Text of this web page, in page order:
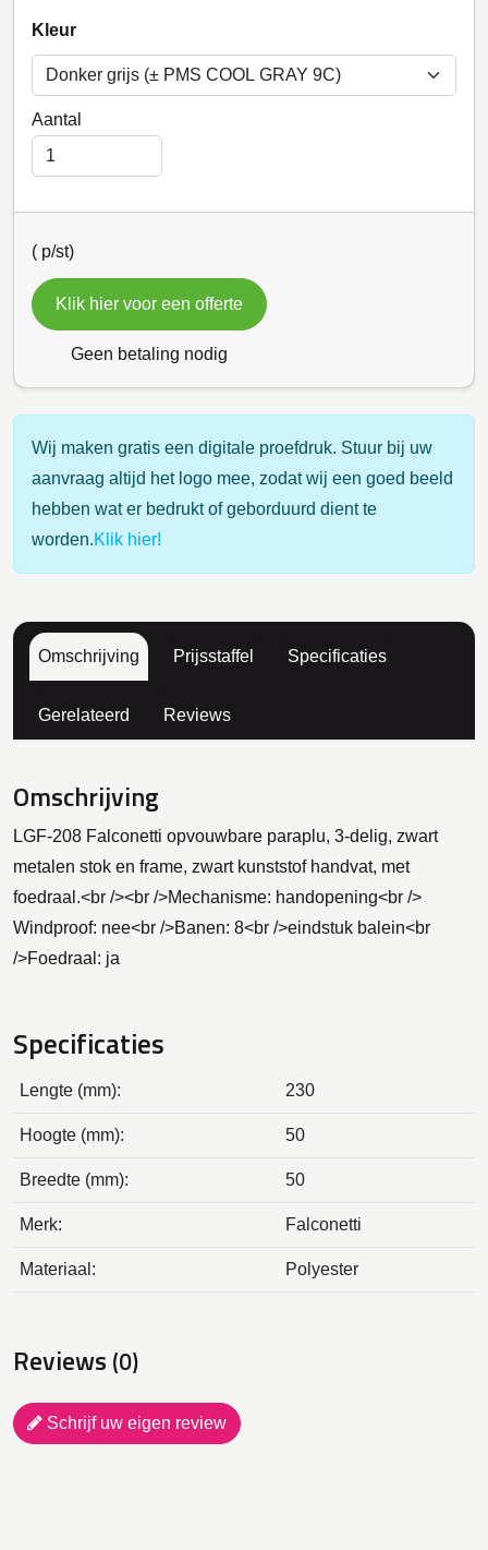
Kleur
Aantal
( p/st)
Klik hier voor een offerte
Geen betaling nodig
Wij maken gratis een digitale proefdruk. Stuur bij uw
aanvraag altijd het logo mee, zodat wij een goed beeld
hebben wat er bedrukt of geborduurd dient te
worden.Klik hier!
Omschrijving Prijsstaffel Specificaties
Gerelateerd Reviews
Omschrijving
LGF-208 Falconetti opvouwbare paraplu, 3-delig, zwart
metalen stok en frame, zwart kunststof handvat, met
foedraal.<br /><br />Mechanisme: handopening<br />
Windproof: nee<br />Banen: 8<br />eindstuk balein<br
/>Foedraal: ja
Specificaties
Lengte (mm): 230
Hoogte (mm): 50
Breedte (mm): 50
Merk: Falconetti
Materiaal: Polyester
Reviews (0)
Schrijf uw eigen review